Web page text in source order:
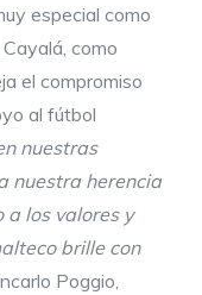
especial como
como
el compromiso
al fútbol
nuestras
nuestra herencia
a los valores y
brille con
Poggio,